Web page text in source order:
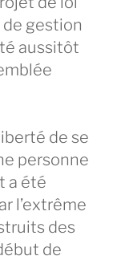
gestion
aussitôt
de se
personne
a été
l’extrême
des
de